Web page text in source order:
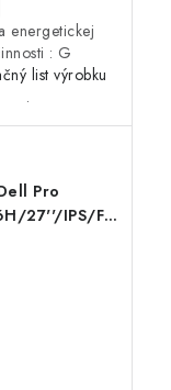
energetickej
: G
list výrobku
.
120Hz/8ms/
Pro
27''/IPS/FHD/